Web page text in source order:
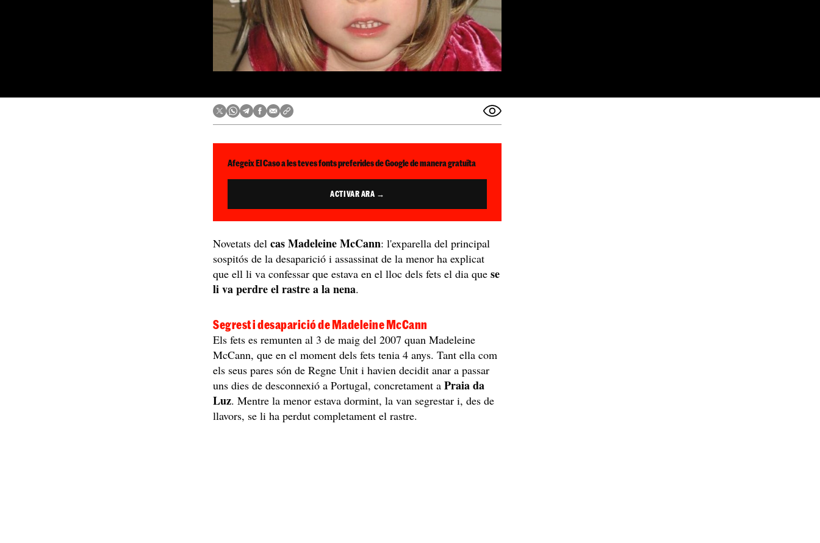
Afegeix El Caso a les teves fonts preferides de Google de manera gratuïta
ACTIVAR ARA →
Novetats delcas Madeleine McCann: l'exparella del principal
sospitós de la desaparició i assassinat de la menor ha explicat
que ell li va confessar que estava en el lloc dels fets el dia quese
li va perdre el rastre a la nena.
Segrest i desaparició de Madeleine McCann
Els fets es remunten al 3 de maig del 2007 quan Madeleine
McCann, que en el moment dels fets tenia 4 anys. Tant ella com
els seus pares són de Regne Unit i havien decidit anar a passar
uns dies de desconnexió a Portugal, concretament aPraia da
Luz. Mentre la menor estava dormint, la van segrestar i, des de
llavors, se li ha perdut completament el rastre.